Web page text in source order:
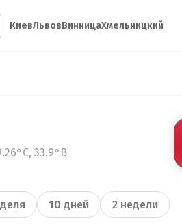
КиевЛьвовВинницаХмельницкий
33.9°В
10 дней 2 недели